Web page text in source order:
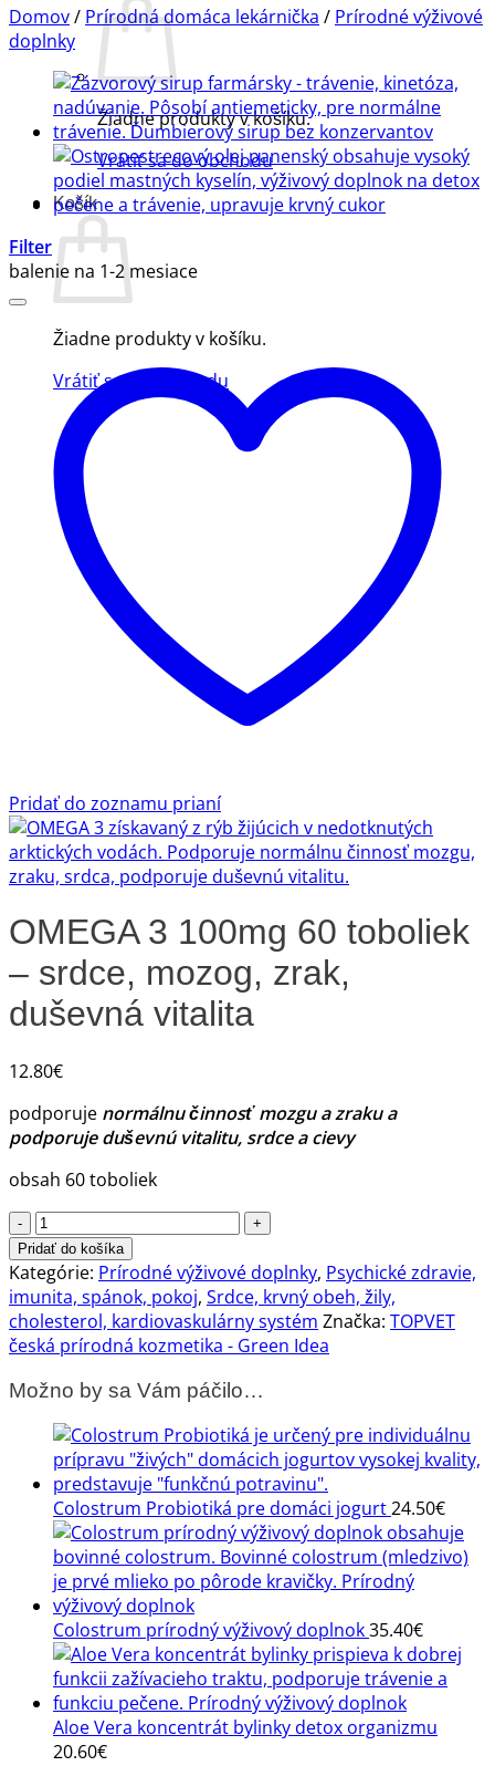
Žiadne produkty v košíku.
Vrátiť sa do obchodu
Košík
Žiadne produkty v košíku.
Vrátiť sa do obchodu
Domov/ Prírodná domáca lekárnička / Prírodné výživové
doplnky
Filter
balenie na 1-2 mesiace
Pridať do zoznamu prianí
OMEGA 3 100mg 60 toboliek
– srdce, mozog, zrak,
duševná vitalita
12.80€
podporuje normálnu činnosť mozgu a zraku a
podporuje duševnú vitalitu, srdce a cievy
obsah 60 toboliek
množstvo
OMEGA
3
100mg
60
toboliek
srdce,
zrak,
duševná
vitalita
Pridať do košíka
Kategórie: Prírodné výživové doplnky, Psychické zdravie,
imunita, spánok, pokoj, Srdce, krvný obeh, žily,
cholesterol, kardiovaskulárny systém Značka: TOPVET
česká prírodná kozmetika - Green Idea
Možno by sa Vám páčilo…
Colostrum Probiotiká pre domáci jogurt24.50€
Colostrum prírodný výživový doplnok35.40€
Aloe Vera koncentrát bylinky detox organizmu
20.60€